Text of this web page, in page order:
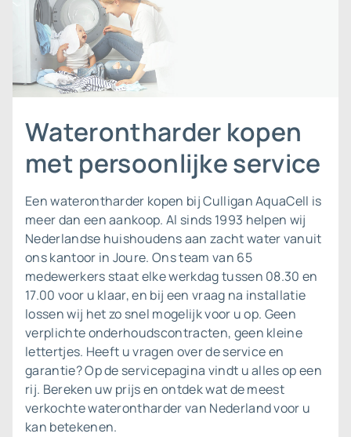
Waterontharder kopen
met persoonlijke service
Een waterontharder kopen bij Culligan AquaCell is
meer dan een aankoop. Al sinds 1993 helpen wij
Nederlandse huishoudens aan zacht water vanuit
ons kantoor in Joure. Ons team van 65
medewerkers staat elke werkdag tussen 08.30 en
17.00 voor u klaar, en bij een vraag na installatie
lossen wij het zo snel mogelijk voor u op. Geen
verplichte onderhoudscontracten, geen kleine
lettertjes. Heeft u vragen over deservice en
garantie? Op de servicepagina vindt u alles op een
rij. Bereken uw prijs en ontdek wat de meest
verkochte waterontharder van Nederland voor u
kan betekenen.